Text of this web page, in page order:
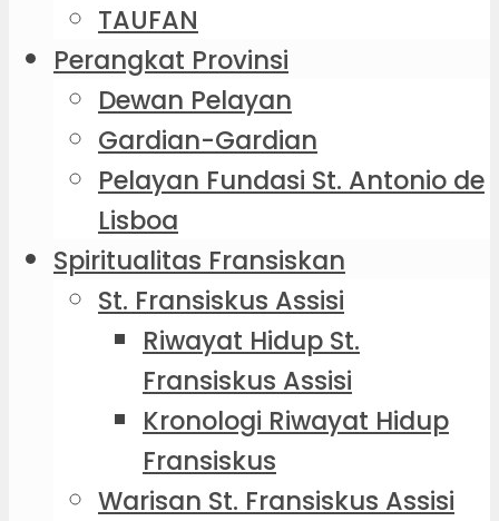
TAUFAN
Perangkat Provinsi
Dewan Pelayan
Gardian-Gardian
Pelayan Fundasi St. Antonio de
Lisboa
Spiritualitas Fransiskan
St. Fransiskus Assisi
Riwayat Hidup St.
Fransiskus Assisi
Kronologi Riwayat Hidup
Fransiskus
Warisan St. Fransiskus Assisi